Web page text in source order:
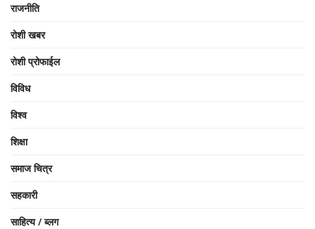
राजनीति
रोशी खबर
रोशी प्रोफाईल
विविध
विश्व
शिक्षा
समाज चित्र
सहकारी
साहित्य / ब्लग